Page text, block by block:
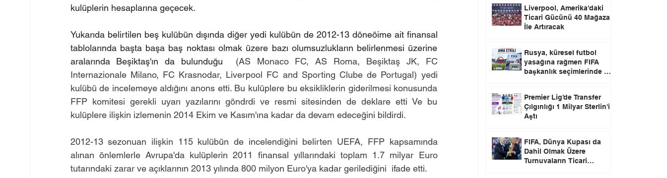
kulüplerin hesaplarına geçecek.
Yukarıda belirtilen beş kulübün dışında diğer yedi kulübün de 2012-13 döneöime ait finansal
tablolarında başta başa baş noktası olmak üzere bazı olumsuzlukların belirlenmesi üzerine
aralarında Beşiktaş'ın da bulunduğu
(AS Monaco FC, AS Roma, Beşiktaş JK, FC
Internazionale Milano, FC Krasnodar, Liverpool FC and Sporting Clube de Portugal) yedi
kulübü de incelemeye aldığını anons etti. Bu kulüplere bu eksikliklerin giderilmesi konusunda
FFP komitesi gerekli uyarı yazılarını göndrdi ve resmi sitesinden de deklare etti Ve bu
kulüplere ilişkin izlemenin 2014 Ekim ve Kasım'ına kadar da devam edeceğini bildirdi.
2012-13 sezonuan ilişkin 115 kulübün de incelendiğini belirten UEFA, FFP kapsamında
alınan önlemlerle Avrupa'da kulüplerin 2011 finansal yıllarındaki toplam 1.7 milyar Euro
tutarındaki zarar ve açıklarının 2013 yılında 800 milyon Euro'ya kadar gerilediğini  ifade etti.
Liverpool, Amerika'daki
Ticari Gücünü 40 Mağaza
İle Artıracak
Rusya, küresel futbol
yasağına rağmen FIFA
başkanlık seçimlerinde oy
Premier Lig’de Transfer
Çılgınlığı 1 Milyar Sterlin'i
Aştı
FIFA, Dünya Kupası da
Dahil Olmak Üzere
Turnuvaların Ticari